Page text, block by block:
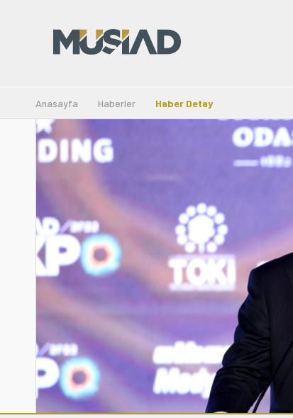
Anasayfa Haberler Haber Detay